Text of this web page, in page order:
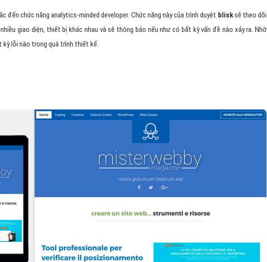
đến chức năng analytics-minded developer. Chức năng này của trình duyệt blisksẽ theo dõi
giao diện, thiết bị khác nhau và sẽ thông báo nếu như có bất kỳ vấn đề nào xảy ra. Nhờ
kỳ lỗi nào trong quá trình thiết kế.